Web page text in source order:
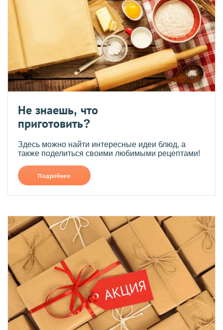
Не знаешь, что
приготовить?
Здесь можно найти интересные идеи блюд, а
также поделиться своими любимыми рецептами!
Подробнее